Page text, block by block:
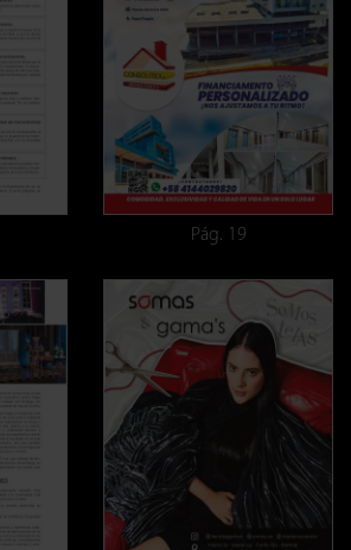
Pág. 19